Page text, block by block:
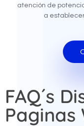
atención de
a
FAQ´s
Paginas